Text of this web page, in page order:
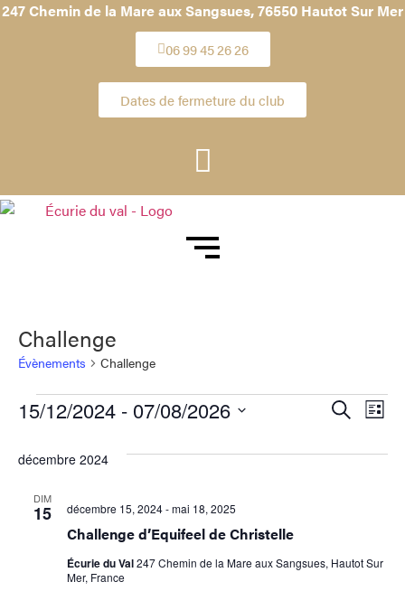
247 Chemin de la Mare aux Sangsues,76550 Hautot Sur Mer
06 99 45 26 26
Dates de fermeture du club
Challenge
Évènements Challenge
et
vues
Recherche
Liste
15/12/2024 - 07/08/2026
date.
décembre 2024
DIM
15
Challenge d’Equifeel de Christelle
décembre 15, 2024-mai 18, 2025
Écurie du Val247 Chemin de la Mare aux Sangsues, Hautot Sur
Mer, France